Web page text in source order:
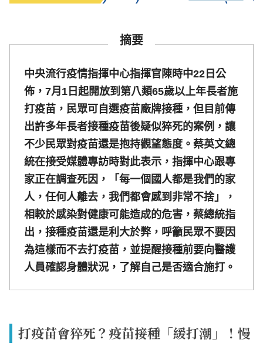
摘要
中央流行疫情指揮中心指揮官陳時中22日公
佈，7月1日起開放到第八類65歲以上年長者施
打疫苗，民眾可自選疫苗廠牌接種，但目前傳
出許多年長者接種疫苗後疑似猝死的案例，讓
不少民眾對疫苗還是抱持觀望態度。蔡英文總
統在接受媒體專訪時對此表示，指揮中心跟專
家正在調查死因，「每一個國人都是我們的家
人，任何人離去，我們都會感到非常不捨」，
相較於感染對健康可能造成的危害，蔡總統指
出，接種疫苗還是利大於弊，呼籲民眾不要因
為這樣而不去打疫苗，並提醒接種前要向醫護
人員確認身體狀況，了解自己是否適合施打。
打疫苗會猝死？疫苗接種「緩打潮」！慢